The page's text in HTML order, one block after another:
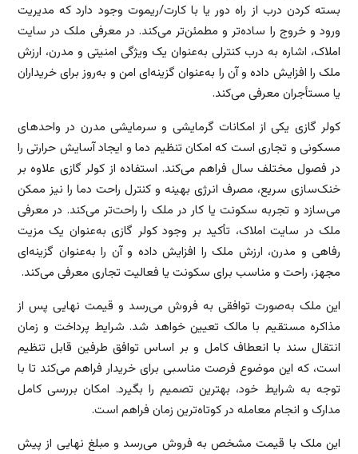
بسته کردن درب از راه دور یا با کارت/ریموت وجود دارد که مدیریت
ورود و خروج را ساده‌تر و مطمئن‌تر می‌کند. در معرفی ملک در سایت
املاک، اشاره به درب کنترلی به‌عنوان یک ویژگی امنیتی و مدرن، ارزش
ملک را افزایش داده و آن را به‌عنوان گزینه‌ای امن و به‌روز برای خریداران
یا مستأجران معرفی می‌کند.
کولر گازی یکی از امکانات گرمایشی و سرمایشی مدرن در واحدهای
مسکونی و تجاری است که امکان تنظیم دما و ایجاد آسایش حرارتی را
در فصول مختلف سال فراهم می‌کند. استفاده از کولر گازی علاوه بر
خنک‌سازی سریع، مصرف انرژی بهینه و کنترل راحت دما را نیز ممکن
می‌سازد و تجربه سکونت یا کار در ملک را راحت‌تر می‌کند. در معرفی
ملک در سایت املاک، تأکید بر وجود کولر گازی به‌عنوان یک مزیت
رفاهی و مدرن، ارزش ملک را افزایش داده و آن را به‌عنوان گزینه‌ای
مجهز، راحت و مناسب برای سکونت یا فعالیت تجاری معرفی می‌کند.
این ملک به‌صورت توافقی به فروش می‌رسد و قیمت نهایی پس از
مذاکره مستقیم با مالک تعیین خواهد شد. شرایط پرداخت و زمان
انتقال سند با انعطاف کامل و بر اساس توافق طرفین قابل تنظیم
است، که این موضوع فرصت مناسبی برای خریدار فراهم می‌کند تا با
توجه به شرایط خود، بهترین تصمیم را بگیرد. امکان بررسی کامل
مدارک و انجام معامله در کوتاه‌ترین زمان فراهم است.
این ملک با قیمت مشخص به فروش می‌رسد و مبلغ نهایی از پیش